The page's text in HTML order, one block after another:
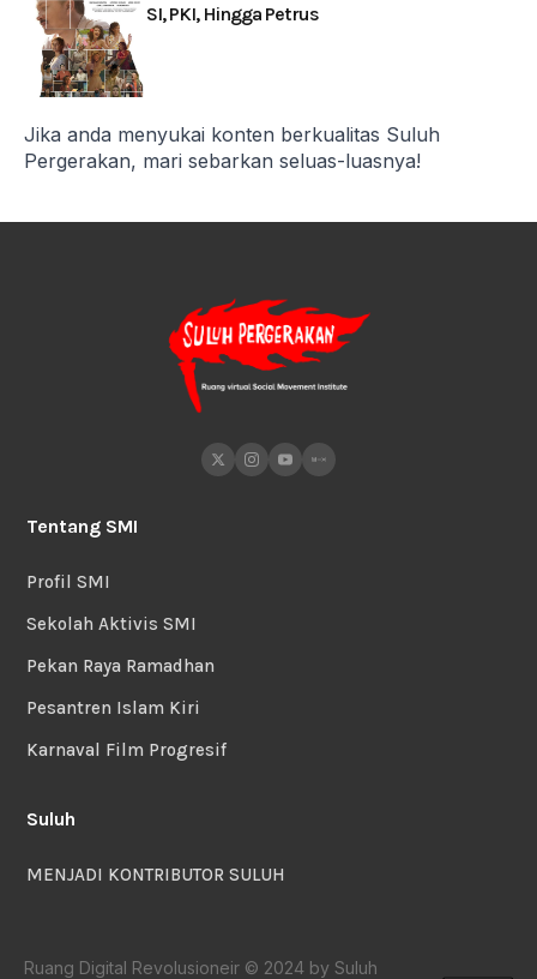
SI, PKI, Hingga Petrus
Jika anda menyukai konten berkualitas Suluh
Pergerakan, mari sebarkan seluas-luasnya!
Tentang SMI
Profil SMI
Sekolah Aktivis SMI
Pekan Raya Ramadhan
Pesantren Islam Kiri
Karnaval Film Progresif
Suluh
MENJADI KONTRIBUTOR SULUH
Ruang Digital Revolusioneir © 2024 by Suluh